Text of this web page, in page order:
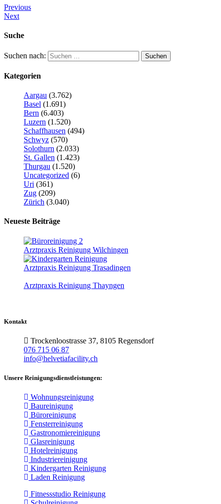
Previous
Next
Suche
Suchen nach:
Kategorien
Aargau (3.762)
Basel (1.691)
Bern (6.403)
Luzern (1.520)
Schaffhausen (494)
Schwyz (570)
Solothurn (2.033)
St. Gallen (1.423)
Thurgau (1.520)
Uncategorized (6)
Uri (361)
Zug (209)
Zürich (3.040)
Neueste Beiträge
Arztpraxis Reinigung Wilchingen
Arztpraxis Reinigung Trasadingen
Arztpraxis Reinigung Thayngen
Kontakt
Trockenloostrasse 37, 8105 Regensdorf
076 715 06 87
info@helvetiafacility.ch
Unsere Reinigungsdienstleistungen:
Wohnungsreinigung
Baureinigung
Büroreinigung
Fensterreinigung
Gastronomiereinigung
Glasreinigung
Hotelreinigung
Industriereinigung
Kindergarten Reinigung
Laden Reinigung
Fitnessstudio Reinigung